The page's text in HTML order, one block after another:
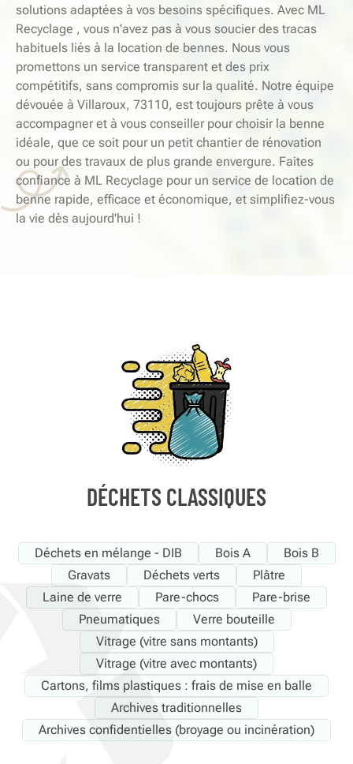
solutions adaptées à vos besoins spécifiques. Avec ML
Recyclage , vous n'avez pas à vous soucier des tracas
habituels liés à la location de bennes. Nous vous
promettons un service transparent et des prix
compétitifs, sans compromis sur la qualité. Notre équipe
dévouée à Villaroux, 73110, est toujours prête à vous
accompagner et à vous conseiller pour choisir la benne
idéale, que ce soit pour un petit chantier de rénovation
ou pour des travaux de plus grande envergure. Faites
confiance à ML Recyclage pour un service de location de
benne rapide, efficace et économique, et simplifiez-vous
la vie dès aujourd'hui !
DÉCHETS CLASSIQUES
Déchets en mélange - DIB Bois A
Bois B
Gravats
Déchets verts
Plâtre
Laine de verre
Pare-chocs
Pare-brise
Pneumatiques
Verre bouteille
Vitrage (vitre sans montants)
Vitrage (vitre avec montants)
Cartons, films plastiques : frais de mise en balle
Archives traditionnelles
Archives confidentielles (broyage ou incinération)